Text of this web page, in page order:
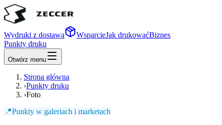
Wydruki z dostawą WsparcieJak drukowaćBiznes
Punkty druku
Otwórz menu
Strona główna
›Punkty druku
›Foto
📍Punkty w galeriach i marketach